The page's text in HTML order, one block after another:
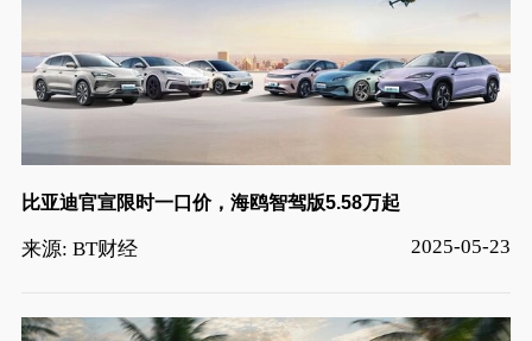
比亚迪官宣限时一口价，海鸥智驾版5.58万起
来源: BT财经 2025-05-23